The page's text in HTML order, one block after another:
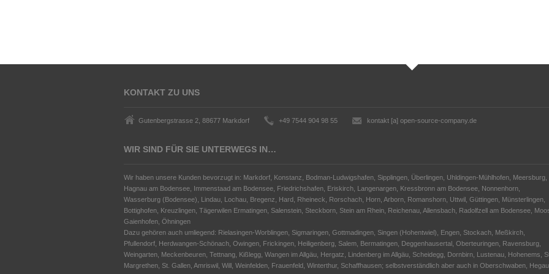
KONTAKT ZU UNS
Gutenbergstrasse 2, 88677 Markdorf +49 7544 904 98 55 kontakt [a] open-source-company.de
WIR SIND FÜR SIE UNTERWEGS IN…
Wir haben unsere Kunden bevorzugt in: Markdorf, Konstanz, Bodman-Ludwigshafen, Sipplingen, Überlingen, Uhldingen-Mühlhofen, Meersburg,
Hagnau am Bodensee, Immenstaad am Bodensee, Friedrichshafen, Eriskirch, Langenargen, Kressbronn am Bodensee, Nonnenhorn,
Wasserburg (Bodensee), Lindau, Lochau, Bregenz, Hard, Rheineck, Rorschach, Horn, Arborn, Romanshorn, Uttwil, Güttingen, Münsterlingen,
Bottighofen, Kreuzlingen, Tägerwilen Ermatingen, Salenstein, Steckborn, Stein am Rhein, Reichenau, Allensbach, Radolfzell am Bodensee,
Gaienhofen, Öhningen
Dazu gehören auch umliegend: Rielasingen-Worblingen, Sigmaringen, Gottmadingen, Singen (Hohentwiel), Engen, Stockach, Meßkirch,
Pfullendorf, Herdwangen-Schönach, Owingen, Frickingen, Heiligenberg, Salem, Bermatingen, Deggenhausertal, Oberteuringen, Ravensburg,
Weingarten, Meckenbeuren, Tettnang, Kißlegg, Wangen im Allgäu, Hergatz, Lindenberg im Allgäu, Scheidegg, Dornbirn, Lustenau, Hohenems,
Margrethen, St. Gallen, Amriswil, Will, Weinfelden, Frauenfeld, Winterthur, Schaffhausen; selbstverständlich aber auch in Oberschwaben, Hegau